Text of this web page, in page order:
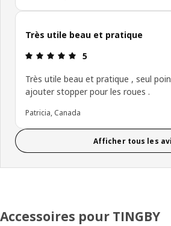
Très utile beau et pratique
Avis: 5 sur 5 étoiles.
5
Très utile beau et pratique , seul
ajouter stopper pour les roues .
Patricia, Canada
Afficher tous les
Accessoires pour TINGBY